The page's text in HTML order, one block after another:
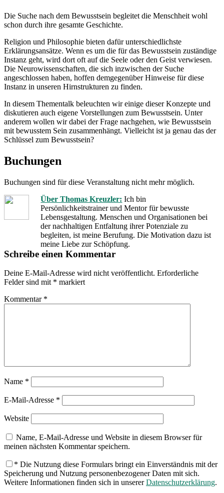
Die Suche nach dem Bewusstsein begleitet die Menschheit wohl
schon durch ihre gesamte Geschichte.
Religion und Philosophie bieten dafür unterschiedlichste
Erklärungsansätze. Wenn es um die für das Bewusstsein zuständige
Instanz geht, wird dort oft auf die Seele oder den Geist verwiesen.
Die Neurowissenschaften, die sich inzwischen der Suche
angeschlossen haben, hoffen demgegenüber Hinweise für diese
Instanz in unseren Hirnstrukturen zu finden.
In diesem Thementalk beleuchten wir einige dieser Konzepte und
diskutieren auch eigene Vorstellungen zum Bewusstsein. Unter
anderem wollen wir dabei der Frage nachgehen, wie Bewusstsein
mit bewusstem Sein zusammenhängt. Vielleicht ist ja genau das der
Schlüssel zum Bewusstsein?
Buchungen
Buchungen sind für diese Veranstaltung nicht mehr möglich.
Über Thomas Kreuzler: Ich bin
Persönlichkeitstrainer und Mentor für bewusste
Lebensgestaltung. Menschen und Organisationen bei
der nachhaltigen Entfaltung ihrer Potenziale zu
begleiten, ist meine Berufung. Die Motivation dazu ist
meine Liebe zur Schöpfung.
Schreibe einen Kommentar
Deine E-Mail-Adresse wird nicht veröffentlicht. Erforderliche
Felder sind mit * markiert
Kommentar *
Name *
E-Mail-Adresse *
Website
Name, E-Mail-Adresse und Website in diesem Browser für
meinen nächsten Kommentar speichern.
* Die Nutzung diese Formulars bringt ein Einverständnis mit der
Speicherung und Nutzung personenbezogener Daten mit sich.
Weitere Informationen finden sich in unsererDatenschutzerklärung.